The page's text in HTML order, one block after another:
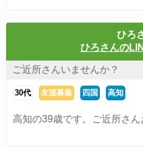
ひろ
ひろさんの
ご近所さんいませんか？
30代 友達募集 四国 高知
高知の39歳です。ご近所さん